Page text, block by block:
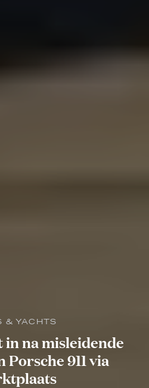
& YACHTS
na misleidende
911 via